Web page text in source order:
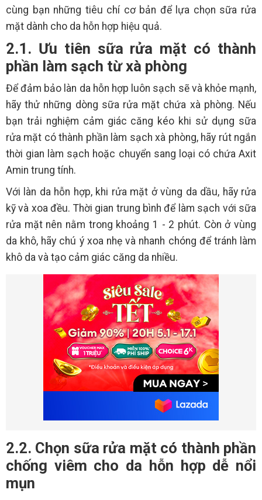
cùng bạn những tiêu chí cơ bản để lựa chọn sữa rửa
mặt dành cho da hỗn hợp hiệu quả.
2.1. Ưu tiên sữa rửa mặt có thành
phần làm sạch từ xà phòng
Để đảm bảo làn da hỗn hợp luôn sạch sẽ và khỏe mạnh,
hãy thử những dòng sữa rửa mặt chứa xà phòng. Nếu
bạn trải nghiệm cảm giác căng kéo khi sử dụng sữa
rửa mặt có thành phần làm sạch xà phòng, hãy rút ngắn
thời gian làm sạch hoặc chuyển sang loại có chứa Axit
Amin trung tính.
Với làn da hỗn hợp, khi rửa mặt ở vùng da dầu, hãy rửa
kỹ và xoa đều. Thời gian trung bình để làm sạch với sữa
rửa mặt nên nằm trong khoảng 1 - 2 phút. Còn ở vùng
da khô, hãy chú ý xoa nhẹ và nhanh chóng để tránh làm
khô da và tạo cảm giác căng da nhiều.
2.2. Chọn sữa rửa mặt có thành phần
chống viêm cho da hỗn hợp dễ nổi
mụn